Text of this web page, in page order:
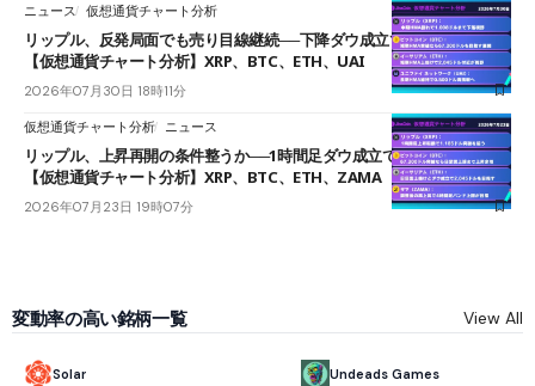
ニュース 仮想通貨チャート分析
リップル、反発局面でも売り目線継続──下降ダウ成立で下値追う展開
【仮想通貨チャート分析】XRP、BTC、ETH、UAI
2026年07月30日 18時11分
仮想通貨チャート分析 ニュース
リップル、上昇再開の条件整うか──1時間足ダウ成立で1.185ドルを狙う
【仮想通貨チャート分析】XRP、BTC、ETH、ZAMA
2026年07月23日 19時07分
変動率の高い銘柄一覧 View All
Solar Undeads Games